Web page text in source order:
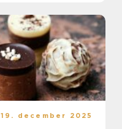
19. december 2025